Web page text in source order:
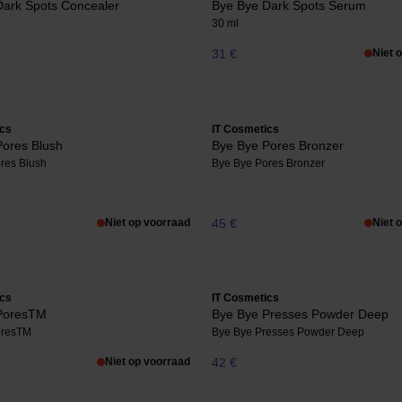
Spots Concealer Bye Bye Dark Spots Serum
30 ml
31 € Niet
Blush
Blush
Niet op voorraad
IT Cosmetics
Bye Bye Pores Bronzer
Bye Bye Pores Bronzer
45 € Niet
Niet op voorraad
IT Cosmetics
Bye Bye Presses Powder Deep
Bye Bye Presses Powder Deep
42 €